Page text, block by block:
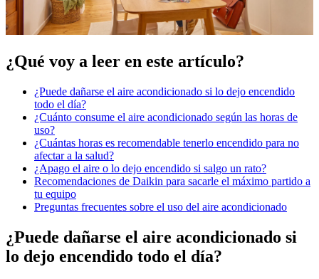
¿Qué voy a leer en este artículo?
¿Puede dañarse el aire acondicionado si lo dejo encendido
todo el día?
¿Cuánto consume el aire acondicionado según las horas de
uso?
¿Cuántas horas es recomendable tenerlo encendido para no
afectar a la salud?
¿Apago el aire o lo dejo encendido si salgo un rato?
Recomendaciones de Daikin para sacarle el máximo partido a
tu equipo
Preguntas frecuentes sobre el uso del aire acondicionado
¿Puede dañarse el aire acondicionado si
lo dejo encendido todo el día?